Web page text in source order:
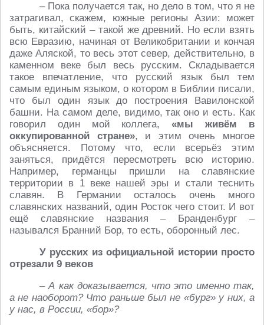
– Пока получается так, но дело в том, что я не
затрагивал, скажем, южные регионы Азии: может
быть, китайский – такой же древний. Но если взять
всю Евразию, начиная от Великобритании и кончая
даже Аляской, то весь этот север, действительно, в
каменном веке был весь русским. Складывается
такое впечатление, что русский язык был тем
самым единым языком, о котором в Библии писали,
что был один язык до построения Вавилонской
башни. На самом деле, видимо, так оно и есть. Как
говорил один мой коллега,«мы живём в
оккупированной стране», и этим очень многое
объясняется. Потому что, если всерьёз этим
заняться, придётся пересмотреть всю историю.
Например, германцы пришли на славянские
территории в 1 веке нашей эры и стали теснить
славян. В Германии осталось очень много
славянских названий, один Росток чего стоит. И вот
ещё славянские названия – Бранденбург –
назывался Бранний Бор, то есть, оборонный лес.
У русских из официальной истории просто
отрезали 9 веков
– А как доказывается, что это именно так,
а не наоборот? Что раньше был не «бург» у них, а
у нас, в России, «бор»?